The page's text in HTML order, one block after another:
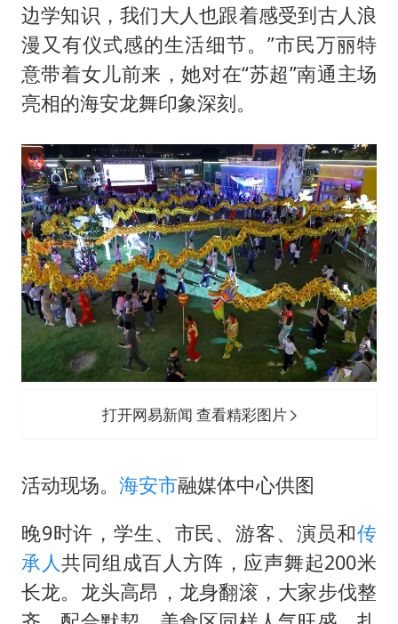
边学知识，我们大人也跟着感受到古人浪
漫又有仪式感的生活细节。”市民万丽特
意带着女儿前来，她对在“苏超”南通主场
亮相的海安龙舞印象深刻。
打开网易新闻 查看精彩图片
活动现场。 海安市融媒体中心供图
晚9时许，学生、市民、游客、演员和传
承人共同组成百人方阵，应声舞起200米
长龙。龙头高昂，龙身翻滚，大家步伐整